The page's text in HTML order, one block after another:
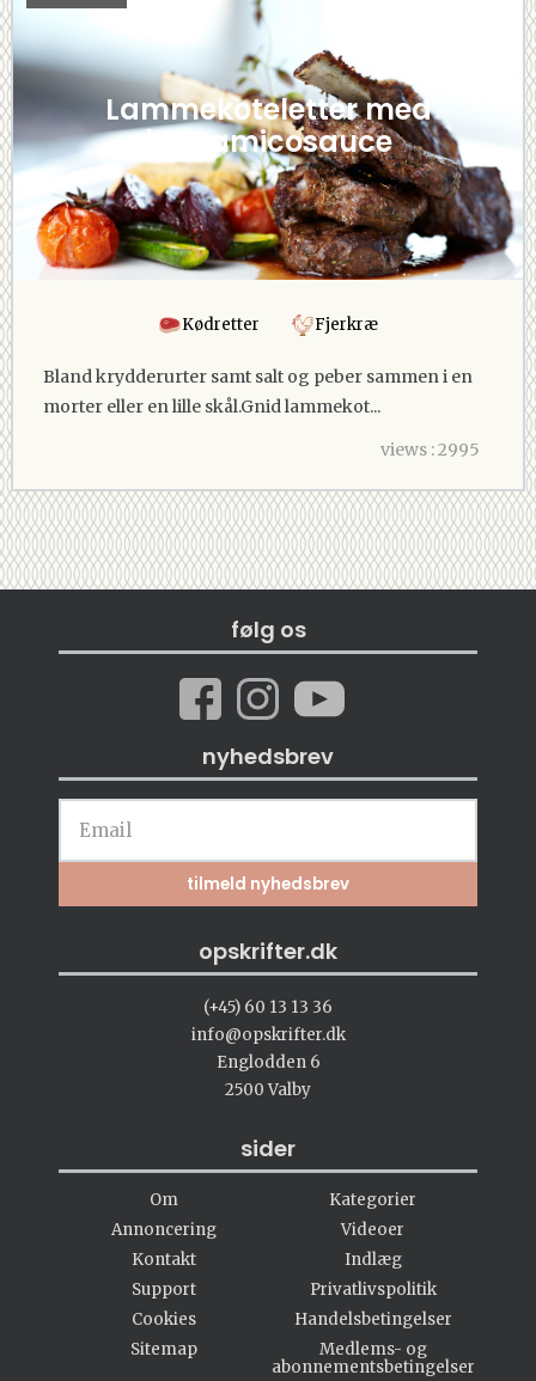
Lammekoteletter med
balsamicosauce
Kødretter Fjerkræ
Bland krydderurter samt salt og peber sammen i en
morter eller en lille skål.Gnid lammekot...
views : 2995
følg os
nyhedsbrev
opskrifter.dk
(+45) 60 13 13 36
info@opskrifter.dk
Englodden 6
2500 Valby
sider
Om
Annoncering
Kontakt
Support
Cookies
Sitemap
Kategorier
Videoer
Indlæg
Privatlivspolitik
Handelsbetingelser
Medlems- og
abonnementsbetingelser